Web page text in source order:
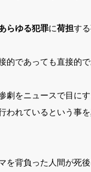
らゆる犯罪に荷担す
的であっても直接的で
劇をニュースで目に
われているという事
を背負った人間が死